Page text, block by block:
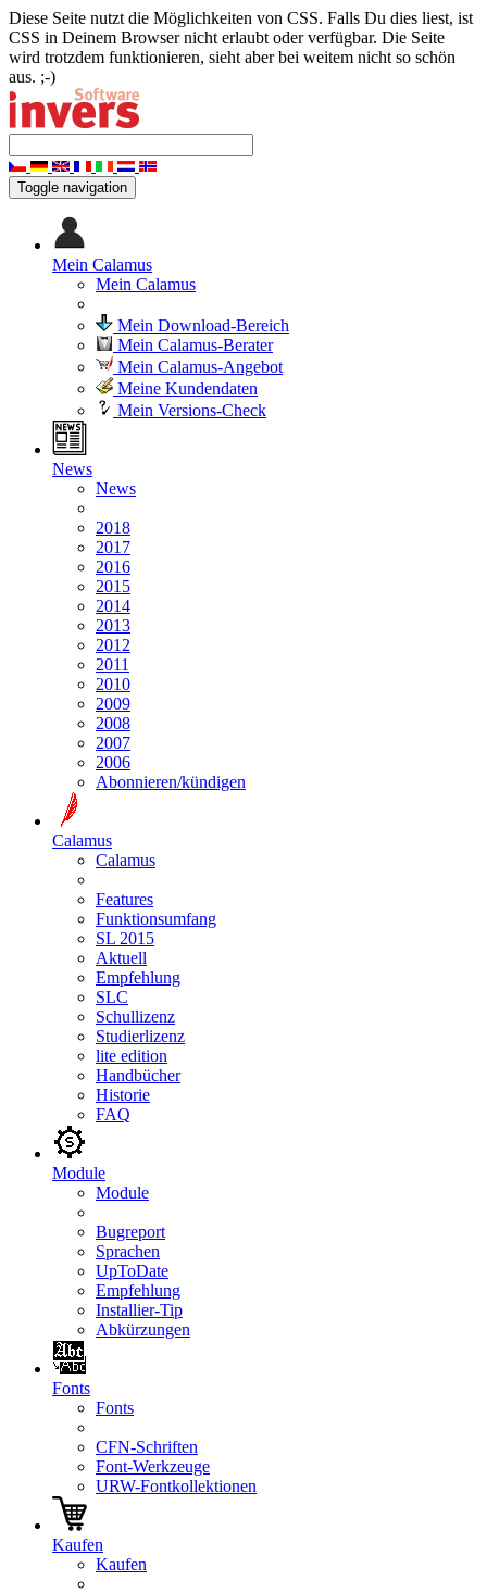
Diese Seite nutzt die Möglichkeiten von CSS. Falls Du dies liest, ist
CSS in Deinem Browser nicht erlaubt oder verfügbar. Die Seite
wird trotzdem funktionieren, sieht aber bei weitem nicht so schön
aus. ;-)
Toggle navigation
Mein Calamus
Mein Calamus
Mein Download-Bereich
Mein Calamus-Berater
Mein Calamus-Angebot
Meine Kundendaten
Mein Versions-Check
News
News
2018
2017
2016
2015
2014
2013
2012
2011
2010
2009
2008
2007
2006
Abonnieren/kündigen
Calamus
Calamus
Features
Funktionsumfang
SL 2015
Aktuell
Empfehlung
SLC
Schullizenz
Studierlizenz
lite edition
Handbücher
Historie
FAQ
Module
Module
Bugreport
Sprachen
UpToDate
Empfehlung
Installier-Tip
Abkürzungen
Fonts
Fonts
CFN-Schriften
Font-Werkzeuge
URW-Fontkollektionen
Kaufen
Kaufen